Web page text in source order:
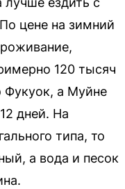
цене на зимний
120 тысяч
Фукуок, а Муйне
дней. На
типа, то
а вода и песок